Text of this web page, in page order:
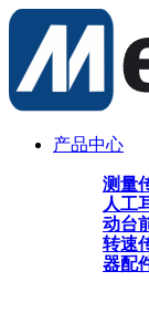
产品中心
测量
人工
动台
转速
器配